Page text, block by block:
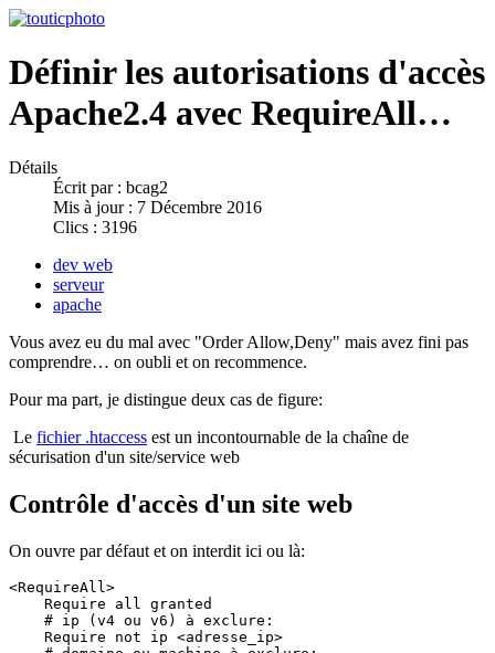
Définir les autorisations d'accès
Apache2.4 avec RequireAll…
Détails
Écrit par : bcag2
Mis à jour : 7 Décembre 2016
Clics : 3196
dev web
serveur
apache
Vous avez eu du mal avec "Order Allow,Deny" mais avez fini pas
comprendre… on oubli et on recommence.
Pour ma part, je distingue deux cas de figure:
Le fichier .htaccess est un incontournable de la chaîne de
sécurisation d'un site/service web
Contrôle d'accès d'un site web
On ouvre par défaut et on interdit ici ou là:
<RequireAll>
Require all granted
# ip (v4 ou v6) à exclure:
Require not ip <adresse_ip>